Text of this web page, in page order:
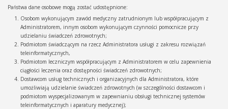
Państwa dane osobowe mogą zostać udostępnione:
Osobom wykonującym zawód medyczny zatrudnionym lub współpracującym z
Administratorem, innym osobom wykonującym czynności pomocnicze przy
udzielaniu świadczeń zdrowotnych;
Podmiotom świadczącym na rzecz Administratora usługi z zakresu rozwiązań
teleinformatycznych,
Podmiotom leczniczym współpracującym z Administratorem w celu zapewnienia
ciągłości leczenia oraz dostępności świadczeń zdrowotnych;
Dostawcom usług technicznych i organizacyjnych dla Administratora, które
umożliwiają udzielanie świadczeń zdrowotnych (w szczególności dostawcom i
podmiotom wyspecjalizowanym w zapewnianiu obsługi technicznej systemów
teleinformatycznych i aparatury medycznej);